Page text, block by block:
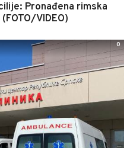
Pronađena rimska
VIDEO)
0